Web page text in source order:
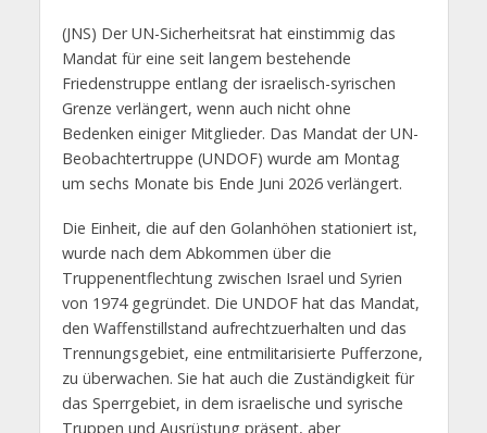
(JNS) Der UN-Sicherheitsrat hat einstimmig das
Mandat für eine seit langem bestehende
Friedenstruppe entlang der israelisch-syrischen
Grenze verlängert, wenn auch nicht ohne
Bedenken einiger Mitglieder. Das Mandat der UN-
Beobachtertruppe (UNDOF) wurde am Montag
um sechs Monate bis Ende Juni 2026 verlängert.
Die Einheit, die auf den Golanhöhen stationiert ist,
wurde nach dem Abkommen über die
Truppenentflechtung zwischen Israel und Syrien
von 1974 gegründet. Die UNDOF hat das Mandat,
den Waffenstillstand aufrechtzuerhalten und das
Trennungsgebiet, eine entmilitarisierte Pufferzone,
zu überwachen. Sie hat auch die Zuständigkeit für
das Sperrgebiet, in dem israelische und syrische
Truppen und Ausrüstung präsent, aber